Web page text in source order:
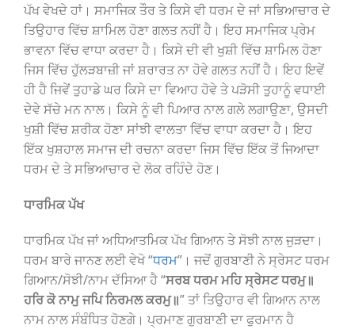
ਪੱਖ ਵੇਖਦੇ ਹਾਂ। ਸਮਾਜਿਕ ਤੌਰ ਤੇ ਕਿਸੇ ਵੀ ਧਰਮ ਦੇ ਜਾਂ ਸਭਿਆਚਾਰ ਦੇ
ਤਿਉਹਾਰ ਵਿੱਚ ਸ਼ਾਮਿਲ ਹੋਣਾ ਗਲਤ ਨਹੀਂ ਹੈ। ਇਹ ਸਮਾਜਿਕ ਪ੍ਰੇਮ
ਭਾਵਨਾ ਵਿੱਚ ਵਾਧਾ ਕਰਦਾ ਹੈ। ਕਿਸੇ ਦੀ ਵੀ ਖੁਸ਼ੀ ਵਿੱਚ ਸ਼ਾਮਿਲ ਹੋਣਾ
ਜਿਸ ਵਿੱਚ ਹੁੱਲੜਬਾਜ਼ੀ ਜਾਂ ਸ਼ਰਾਰਤ ਨਾ ਹੋਵੇ ਗਲਤ ਨਹੀਂ ਹੈ। ਇਹ ਇਵੇਂ
ਹੀ ਹੈ ਜਿਵੇਂ ਤੁਹਾਡੇ ਘਰ ਕਿਸੇ ਦਾ ਵਿਆਹ ਹੋਵੇ ਤੇ ਪੜੋਸੀ ਤੁਹਾਨੂੰ ਵਧਾਈ
ਦੇਵੇ ਸੱਚੇ ਮਨ ਨਾਲ। ਕਿਸੇ ਨੂੰ ਵੀ ਪਿਆਰ ਨਾਲ ਗਲੇ ਲਗਾਉਣਾ, ਉਸਦੀ
ਖੁਸ਼ੀ ਵਿੱਚ ਸ਼ਰੀਕ ਹੋਣਾ ਸਾਂਝੀ ਵਾਲਤਾ ਵਿੱਚ ਵਾਧਾ ਕਰਦਾ ਹੈ। ਇਹ
ਇੱਕ ਖੁਸ਼ਹਾਲ ਸਮਾਜ ਦੀ ਰਚਨਾ ਕਰਦਾ ਜਿਸ ਵਿੱਚ ਇੱਕ ਤੋਂ ਜਿਆਦਾ
ਧਰਮ ਦੇ ਤੇ ਸਭਿਆਚਾਰ ਦੇ ਲੋਕ ਰਹਿੰਦੇ ਹੋਣ।
ਧਾਰਮਿਕ ਪੱਖ
ਧਾਰਮਿਕ ਪੱਖ ਜਾਂ ਅਧਿਆਤਮਿਕ ਪੱਖ ਗਿਆਨ ਤੇ ਸੋਝੀ ਨਾਲ ਜੁੜਦਾ।
ਧਰਮ ਬਾਰੇ ਜਾਨਣ ਲਈ ਵੇਖੋ “ਧਰਮ”। ਜਦੋਂ ਗੁਰਬਾਣੀ ਨੇ ਸ੍ਰੇਸਟ ਧਰਮ
ਗਿਆਨ/ਸੋਝੀ/ਨਾਮ ਦੱਸਿਆ ਹੈ “ਸਰਬ ਧਰਮ ਮਹਿ ਸ੍ਰੇਸਟ ਧਰਮੁ॥
ਹਰਿ ਕੋ ਨਾਮੁ ਜਪਿ ਨਿਰਮਲ ਕਰਮੁ॥” ਤਾਂ ਤਿਉਹਾਰ ਵੀ ਗਿਆਨ ਨਾਲ
ਨਾਮ ਨਾਲ ਸੰਬੰਧਿਤ ਹੋਣਗੇ। ਪ੍ਰਮਾਣ ਗੁਰਬਾਣੀ ਦਾ ਫੁਰਮਾਨ ਹੈ